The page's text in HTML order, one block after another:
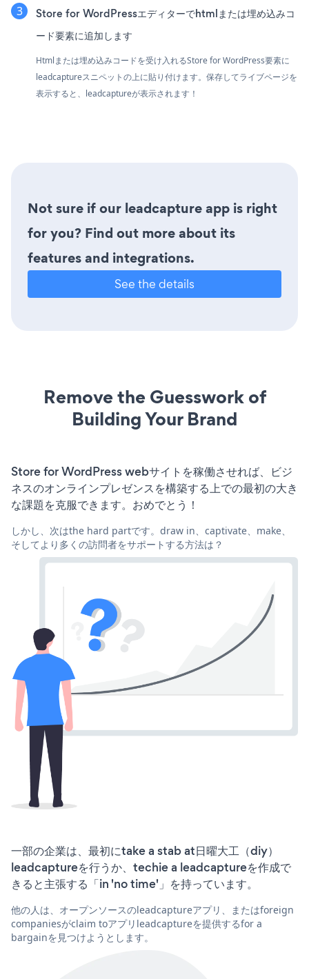
Store for WordPressエディターでhtmlまたは埋め込みコ
ード要素に追加します
Htmlまたは埋め込みコードを受け入れるStore for WordPress要素に
leadcaptureスニペットの上に貼り付けます。保存してライブページを
表示すると、leadcaptureが表示されます！
Not sure if our leadcapture app is right
for you? Find out more about its
features and integrations.
See the details
Remove the Guesswork of
Building Your Brand
Store for WordPress webサイトを稼働させれば、ビジ
ネスのオンラインプレゼンスを構築する上での最初の大き
な課題を克服できます。おめでとう！
しかし、次はthe hard partです。draw in、captivate、make、
そしてより多くの訪問者をサポートする方法は？
一部の企業は、最初にtake a stab at日曜大工（diy）
leadcaptureを行うか、techie a leadcaptureを作成で
きると主張する「in 'no time'」を持っています。
他の人は、オープンソースのleadcaptureアプリ、またはforeign
companiesがclaim toアプリleadcaptureを提供するfor a
bargainを見つけようとします。